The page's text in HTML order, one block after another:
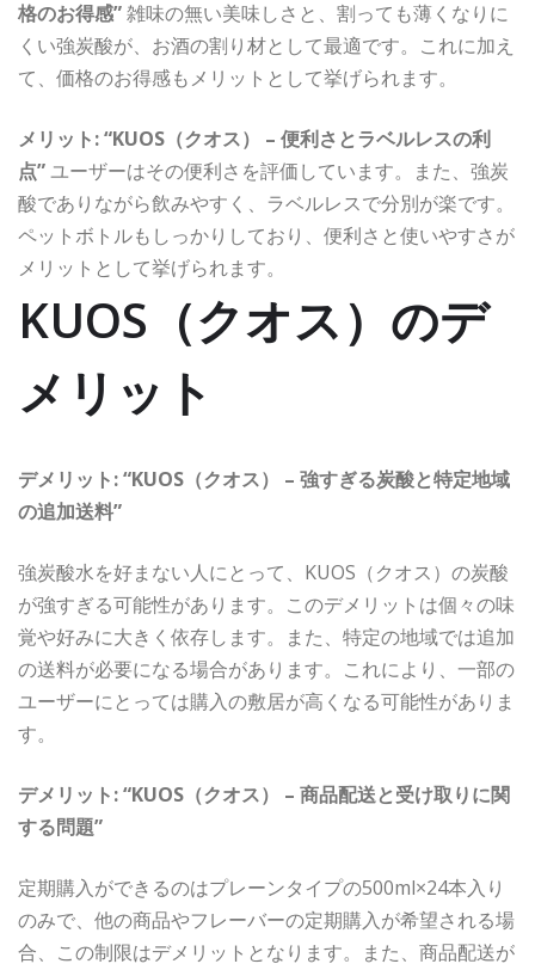
格のお得感”雑味の無い美味しさと、割っても薄くなりに
くい強炭酸が、お酒の割り材として最適です。これに加え
て、価格のお得感もメリットとして挙げられます。
メリット: “KUOS（クオス） – 便利さとラベルレスの利
点”ユーザーはその便利さを評価しています。また、強炭
酸でありながら飲みやすく、ラベルレスで分別が楽です。
ペットボトルもしっかりしており、便利さと使いやすさが
メリットとして挙げられます。
KUOS（クオス）のデ
メリット
デメリット: “KUOS（クオス） – 強すぎる炭酸と特定地域
の追加送料”
強炭酸水を好まない人にとって、KUOS（クオス）の炭酸
が強すぎる可能性があります。このデメリットは個々の味
覚や好みに大きく依存します。また、特定の地域では追加
の送料が必要になる場合があります。これにより、一部の
ユーザーにとっては購入の敷居が高くなる可能性がありま
す。
デメリット: “KUOS（クオス） – 商品配送と受け取りに関
する問題”
定期購入ができるのはプレーンタイプの500ml×24本入り
のみで、他の商品やフレーバーの定期購入が希望される場
合、この制限はデメリットとなります。また、商品配送が